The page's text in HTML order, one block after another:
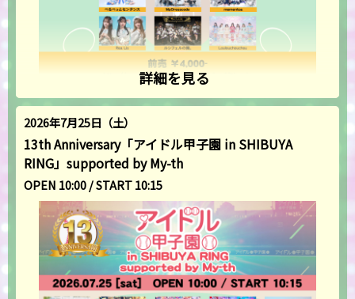
詳細を見る
2026年7月25日（土）
13th Anniversary「アイドル甲子園 in SHIBUYA
RING」supported by My-th
OPEN 10:00 / START 10:15